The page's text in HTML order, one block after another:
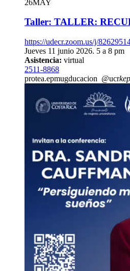
26MAY
Taller: TALLER:
https://udecr.zoom.us/j/
Jueves 11 junio 2026. 5 a 8 pm
Asistencia: virtual
2511-8868
protea.epmugducacion @ucr